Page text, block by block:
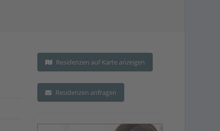
Residenzen auf Karte anzeigen
Residenzen anfragen